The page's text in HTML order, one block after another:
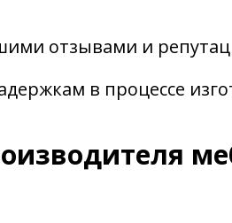
отзывами и
в процессе